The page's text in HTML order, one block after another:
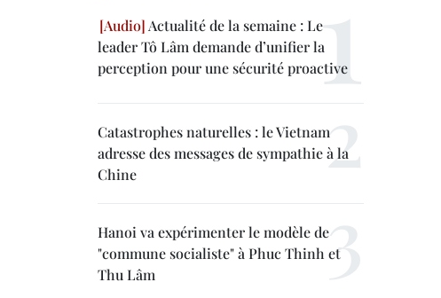
Actualité de la semaine : Le
leader Tô Lâm demande d’unifier la
perception pour une sécurité proactive
Catastrophes naturelles : le Vietnam
adresse des messages de sympathie à la
Chine
Hanoi va expérimenter le modèle de
"commune socialiste" à Phuc Thinh et
Thu Lâm